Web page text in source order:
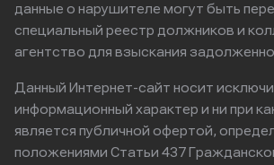
данные о нарушителе могут быть
специальный реестр должников и
агентство для взыскания
Данный Интернет-сайт носит
информационный характер и ни при
является публичной офертой,
положениями Статьи 437